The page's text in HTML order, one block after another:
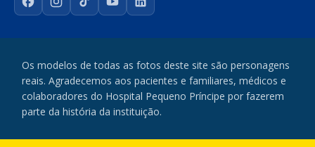
FacebookInstagram
TikTokYouTubeLinkedIn
Os modelos de todas as fotos deste site são personagens
reais. Agradecemos aos pacientes e familiares, médicos e
colaboradores do Hospital Pequeno Príncipe por fazerem
parte da história da instituição.